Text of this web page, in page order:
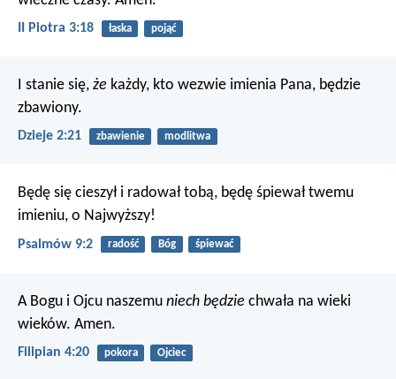
II Piotra 3:18 łaska pojąć
I stanie się, że każdy, kto wezwie imienia Pana, będzie
zbawiony.
Dzieje 2:21 zbawienie modlitwa
Będę się cieszył i radował tobą, będę śpiewał twemu
imieniu, o Najwyższy!
Psalmów 9:2 radość Bóg śpiewać
A Bogu i Ojcu naszemu niech będzie chwała na wieki
wieków. Amen.
Filipian 4:20 pokora Ojciec